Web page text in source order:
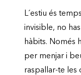
L´estiu és
invisible, no
hàbits. Només
per menjar i
raspallar-te les